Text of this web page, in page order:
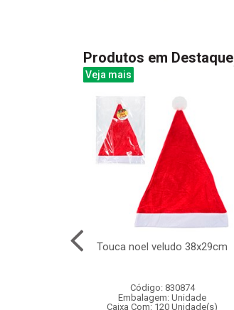
Produtos em Destaque
Veja mais
Touca noel veludo 38x29cm
Código: 830874
Embalagem: Unidade
Caixa Com: 120 Unidade(s)